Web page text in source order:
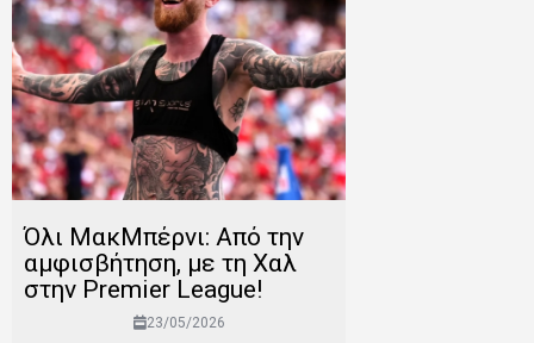
Όλι ΜακΜπέρνι: Aπό την
αμφισβήτηση, με τη Χαλ
στην Premier League!
23/05/2026